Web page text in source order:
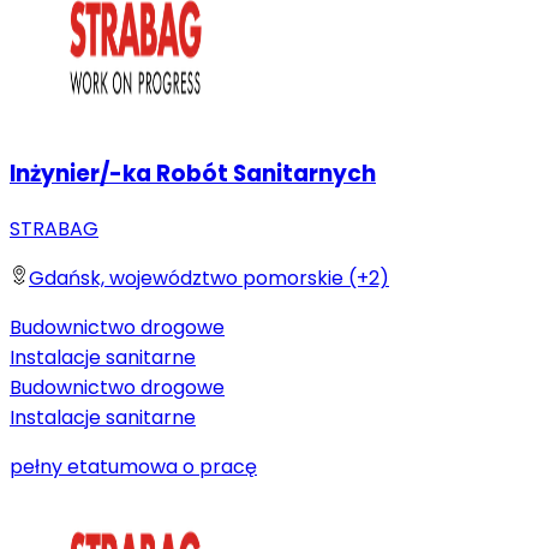
Inżynier/-ka Robót Sanitarnych
STRABAG
Gdańsk, województwo pomorskie (+2)
Budownictwo drogowe
Instalacje sanitarne
Budownictwo drogowe
Instalacje sanitarne
pełny etatumowa o pracę